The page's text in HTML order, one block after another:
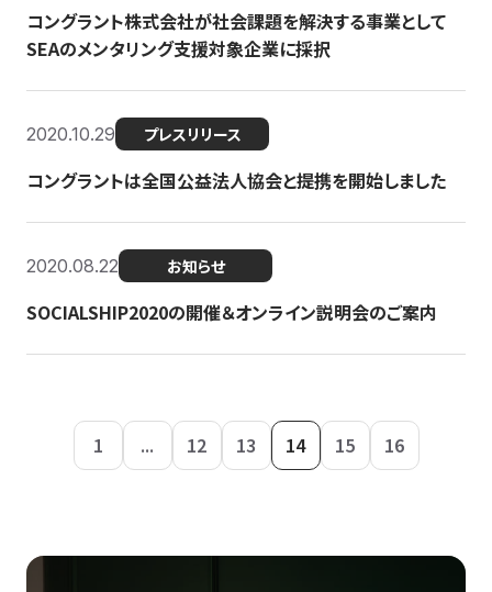
コングラント株式会社が社会課題を解決する事業として
SEAのメンタリング支援対象企業に採択
2020.10.29 プレスリリース
コングラントは全国公益法人協会と提携を開始しました
2020.08.22 お知らせ
SOCIALSHIP2020の開催＆オンライン説明会のご案内
1 ... 12 13 14 15 16